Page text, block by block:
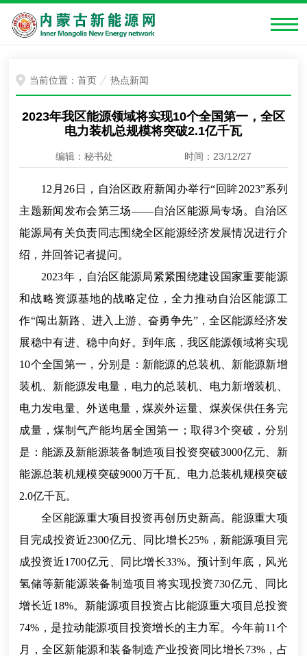
当前位置：首页 热点新闻
2023年我区能源领域将实现10个全国第一，全区
电力装机总规模将突破2.1亿千瓦
编辑：秘书处 时间：23/12/27
12月26日，自治区政府新闻办举行“回眸2023”系列
主题新闻发布会第三场——自治区能源局专场。自治区
能源局有关负责同志围绕全区能源经济发展情况进行介
绍，并回答记者提问。
2023年，自治区能源局紧紧围绕建设国家重要能源
和战略资源基地的战略定位，全力推动自治区能源工
作“闯出新路、进入上游、奋勇争先”，全区能源经济发
展稳中有进、稳中向好。到年底，我区能源领域将实现
10个全国第一，分别是：新能源的总装机、新能源新增
装机、新能源发电量，电力的总装机、电力新增装机、
电力发电量、外送电量，煤炭外运量、煤炭保供任务完
成量，煤制气产能均居全国第一；取得3个突破，分别
是：能源及新能源装备制造项目投资突破3000亿元、新
能源总装机规模突破9000万千瓦、电力总装机规模突破
2.0亿千瓦。
全区能源重大项目投资再创历史新高。能源重大项
目完成投资近2300亿元、同比增长25%，新能源项目完
成投资近1700亿元、同比增长33%。预计到年底，风光
氢储等新能源装备制造项目将实现投资730亿元、同比
增长近18%。新能源项目投资占比能源重大项目总投资
74%，是拉动能源项目投资增长的主力军。今年前11个
月，全区新能源和装备制造产业投资同比增长73%，占